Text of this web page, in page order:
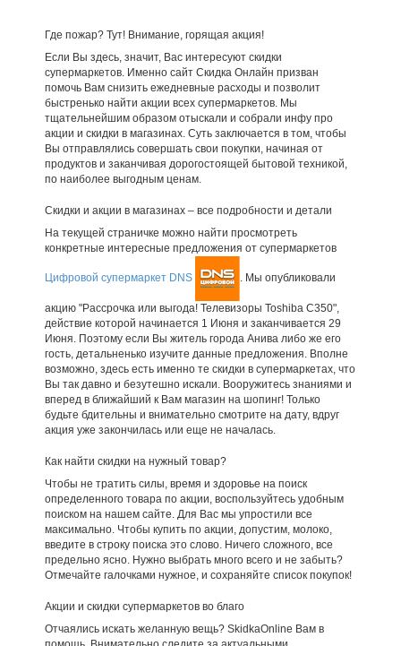
Где пожар? Тут! Внимание, горящая акция!
Если Вы здесь, значит, Вас интересуют скидки
супермаркетов. Именно сайт Скидка Онлайн призван
помочь Вам снизить ежедневные расходы и позволит
быстренько найти акции всех супермаркетов. Мы
тщательнейшим образом отыскали и собрали инфу про
акции и скидки в магазинах. Суть заключается в том, чтобы
Вы отправлялись совершать свои покупки, начиная от
продуктов и заканчивая дорогостоящей бытовой техникой,
по наиболее выгодным ценам.
Скидки и акции в магазинах – все подробности и детали
На текущей страничке можно найти просмотреть
конкретные интересные предложения от супермаркетов
Цифровой супермаркет DNS . Мы опубликовали
акцию "Рассрочка или выгода! Телевизоры Toshiba С350",
действие которой начинается 1 Июня и заканчивается 29
Июня. Поэтому если Вы житель города Анива либо же его
гость, детальненько изучите данные предложения. Вполне
возможно, здесь есть именно те скидки в супермаркетах, что
Вы так давно и безутешно искали. Вооружитесь знаниями и
вперед в ближайший к Вам магазин на шопинг! Только
будьте бдительны и внимательно смотрите на дату, вдруг
акция уже закончилась или еще не началась.
Как найти скидки на нужный товар?
Чтобы не тратить силы, время и здоровье на поиск
определенного товара по акции, воспользуйтесь удобным
поиском на нашем сайте. Для Вас мы упростили все
максимально. Чтобы купить по акции, допустим, молоко,
введите в строку поиска это слово. Ничего сложного, все
предельно ясно. Нужно выбрать много всего и не забыть?
Отмечайте галочками нужное, и сохраняйте список покупок!
Акции и скидки супермаркетов во благо
Отчаялись искать желанную вещь? SkidkaOnline Вам в